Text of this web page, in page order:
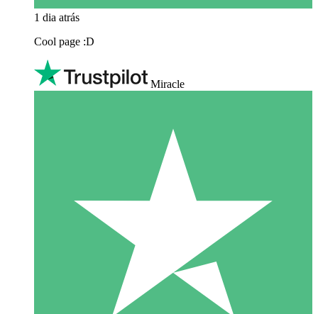
1 dia atrás
Cool page :D
Miracle